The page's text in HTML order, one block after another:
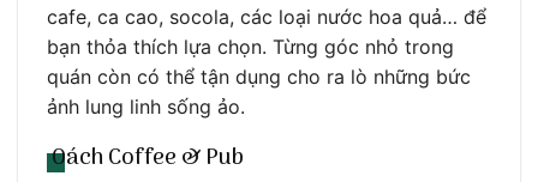
cafe, ca cao, socola, các loại nước hoa quả… để
bạn thỏa thích lựa chọn. Từng góc nhỏ trong
quán còn có thể tận dụng cho ra lò những bức
ảnh lung linh sống ảo.
Oách Coffee & Pub